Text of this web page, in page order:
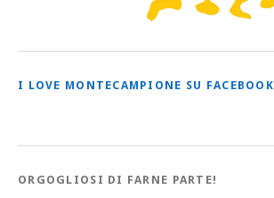
I LOVE MONTECAMPIONE SU FACEBOOK
ORGOGLIOSI DI FARNE PARTE!